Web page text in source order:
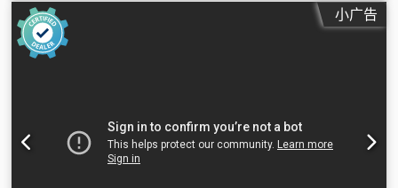
小广告